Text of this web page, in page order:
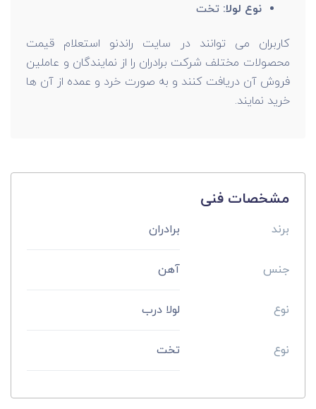
نوع لولا:تخت
کاربران می توانند در سایت راندنو استعلام قیمت
محصولات مختلف شرکت برادران را از نمایندگان و عاملین
فروش آن دریافت کنند و به صورت خرد و عمده از آن ها
خرید نمایند.
مشخصات فنی
برند برادران
جنس آهن
نوع لولا درب
نوع تخت